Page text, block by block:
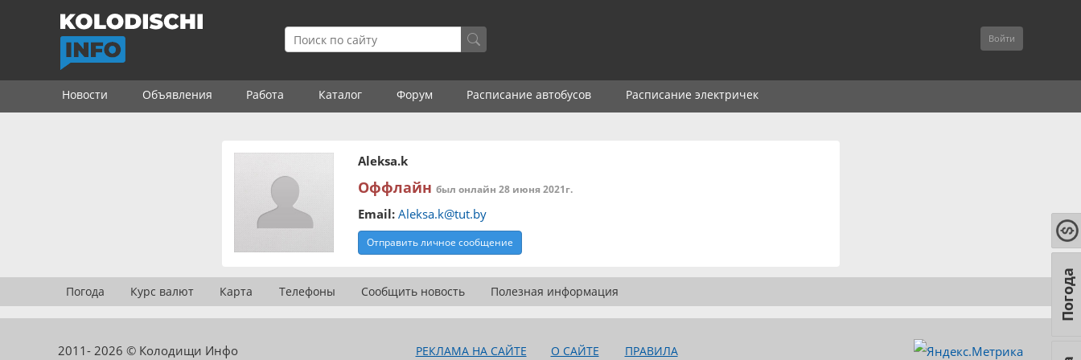
Войти
Новости Объявления Работа Каталог Форум Расписание автобусов Расписание электричек
Aleksa.k
Оффлайн был онлайн 28 июня 2021г.
Email: Aleksa.k@tut.by
Отправить личное сообщение
Погода Курс валют Карта Телефоны Сообщить новость Полезная информация
2011- 2026 © Колодищи Инфо РЕКЛАМА НА САЙТЕ О САЙТЕ
ПРАВИЛА
Погода